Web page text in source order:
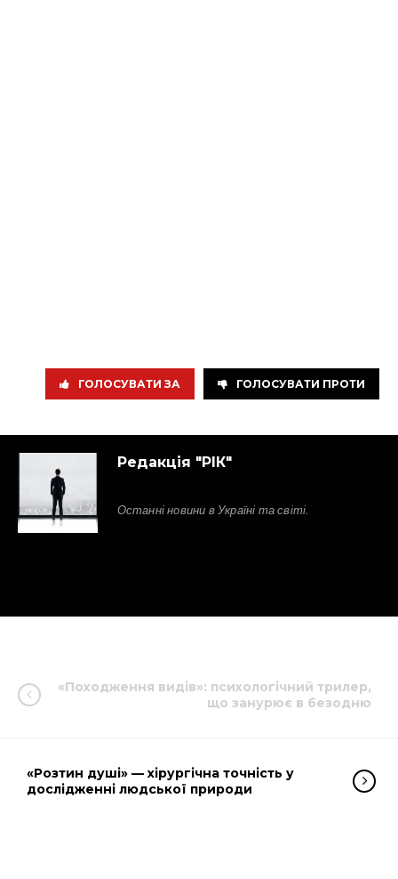
ГОЛОСУВАТИ ЗА ГОЛОСУВАТИ ПРОТИ
Редакція "РІК"
Останні новини в Україні та світі.
«Походження видів»: психологічний трилер,
що занурює в безодню
«Розтин душі» — хірургічна точність у
дослідженні людської природи